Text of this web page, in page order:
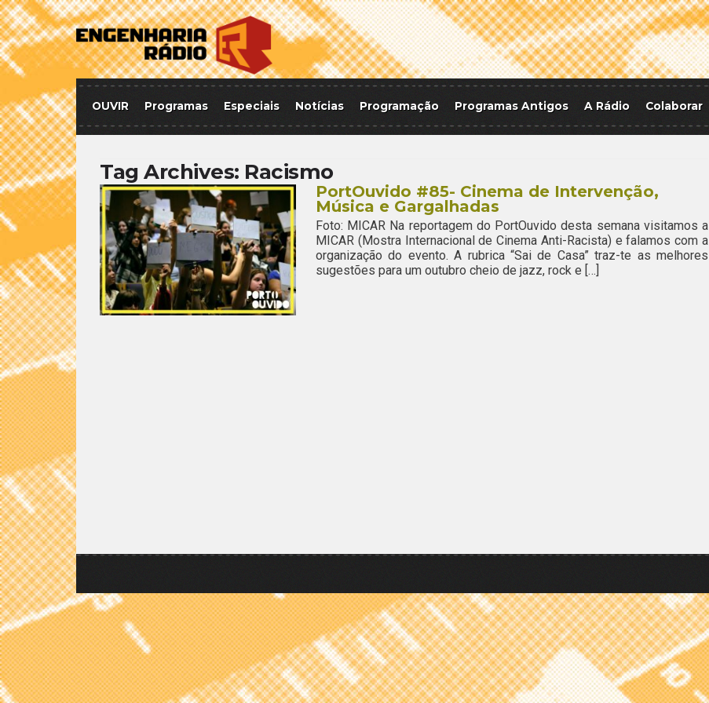
OUVIR Programas Especiais Notícias Programação Programas Antigos A Rádio Colaborar
Tag Archives: Racismo
PortOuvido #85- Cinema de Intervenção,
Música e Gargalhadas
Foto: MICAR Na reportagem do PortOuvido desta semana visitamos a
MICAR (Mostra Internacional de Cinema Anti-Racista) e falamos com a
organização do evento. A rubrica “Sai de Casa” traz-te as melhores
sugestões para um outubro cheio de jazz, rock e […]